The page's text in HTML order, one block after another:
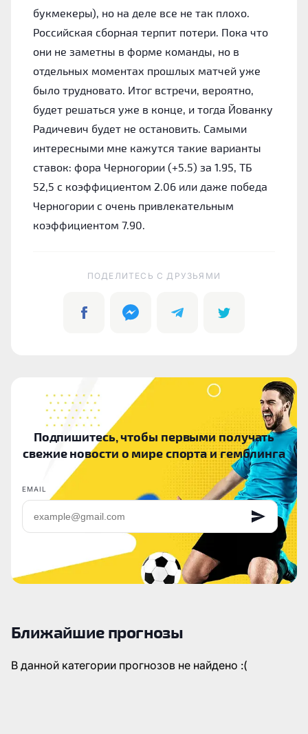
букмекеры), но на деле все не так плохо.
Российская сборная терпит потери. Пока что
они не заметны в форме команды, но в
отдельных моментах прошлых матчей уже
было трудновато. Итог встречи, вероятно,
будет решаться уже в конце, и тогда Йованку
Радичевич будет не остановить. Самыми
интересными мне кажутся такие варианты
ставок: фора Черногории (+5.5) за 1.95, ТБ
52,5 с коэффициентом 2.06 или даже победа
Черногории с очень привлекательным
коэффициентом 7.90.
ПОДЕЛИТЕСЬ C ДРУЗЬЯМИ
Подпишитесь, чтобы первыми получать
свежие новости о мире спорта и гемблинга
EMAIL
Ближайшие прогнозы
В данной категории прогнозов не найдено :(